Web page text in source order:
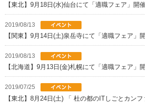
【東北】9月18日(水)仙台にて「適職フェア」開
2019/08/13
【関東】9月14日(土)泉岳寺にて「適職フェア」
2019/08/13
【北海道】9月13日(金)札幌にて「適職フェア」
2019/07/25
【東北】8月24日(土) 「 杜の都のITしごとカンフ